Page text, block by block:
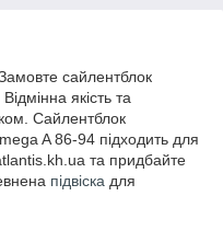
сайлентблок
якість та
Сайлентблок
A 86-94 підходить для
та придбайте
підвіска для